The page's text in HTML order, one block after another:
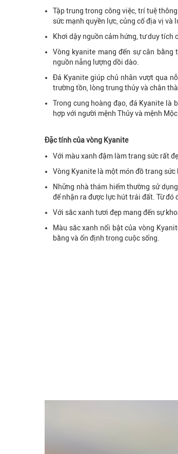
Tập trung trong công việc, trí tuệ
sức mạnh quyền lực, củng cố địa vị và
Khơi dậy nguồn cảm hứng, tư duy tích
Vòng kyanite mang đến sự cân
nguồn năng lượng dồi dào.
Đá Kyanite giúp chủ nhân vượt qua
trường tồn, lòng trung thủy và chân
Trong cung hoàng đạo, đá Kyanite là
hợp với người mệnh Thủy và mệnh Mộc.
Đặc tính của vòng Kyanite
Với màu xanh đậm làm trang sức rất
Vòng Kyanite là một món đồ trang sức
Những nhà thám hiểm thường sử
để nhận ra được lực hút trái đất. Từ đó
Với sắc xanh tươi đẹp mang đến sự
Màu sắc xanh nổi bật của vòng
bằng và ổn định trong cuộc sống.